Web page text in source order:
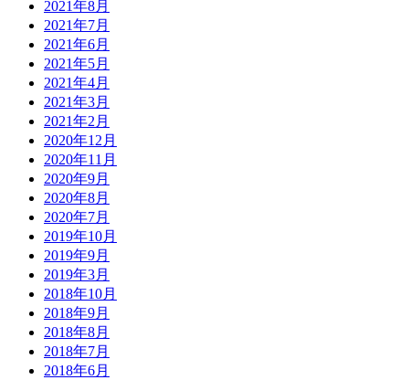
2021年8月
2021年7月
2021年6月
2021年5月
2021年4月
2021年3月
2021年2月
2020年12月
2020年11月
2020年9月
2020年8月
2020年7月
2019年10月
2019年9月
2019年3月
2018年10月
2018年9月
2018年8月
2018年7月
2018年6月